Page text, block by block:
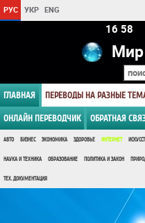
РУС УКР ENG
16 58
Мир
ГЛАВНАЯ ПЕРЕВОДЫ НА РАЗНЫЕ
ОНЛАЙН ПЕРЕВОДЧИК ОБРАТНАЯ
АВТО БИЗНЕС ЭКОНОМИКА ЗДОРОВЬЕ ИНТЕРНЕТ
НАУКА И ТЕХНИКА ОБРАЗОВАНИЕ ПОЛИТИКА И ЗАКОН
ТЕХ. ДОКУМЕНТАЦИЯ